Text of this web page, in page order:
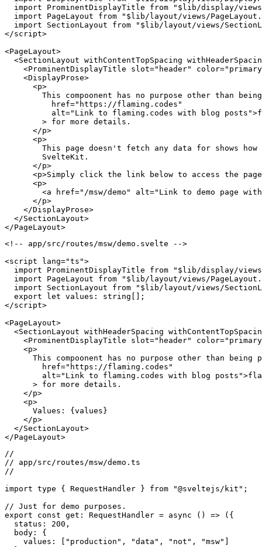
<!-- app/src/routes/msw/index.svelte -->
<script>
import DisplayProse from "$lib/display/views/
import ProminentDisplayTitle from "$lib/display/
import PageLayout from "$lib/layout/views/
import SectionLayout from "$lib/layout/views/
</script>
<PageLayout>
<SectionLayout withContentTopSpacing
<ProminentDisplayTitle slot="header"
    <DisplayProse>
      <p>
This compoonent has no purpose other than
          href="https://flaming.codes"
alt="Link to flaming.codes with blog
        > for more details.
      </p>
      <p>
This page doesn't fetch any data for shows
        SvelteKit.
      </p>
<p>Simply click the link below to access the
      <p>
<a href="/msw/demo" alt="Link to demo page
      </p>
    </DisplayProse>
<!-- app/src/routes/msw/demo.svelte -->
<script lang="ts">
import ProminentDisplayTitle from "$lib/display/
import PageLayout from "$lib/layout/views/
import SectionLayout from "$lib/layout/views/
  export let values: string[];
</script>
<PageLayout>
<SectionLayout withHeaderSpacing
<ProminentDisplayTitle slot="header"
    <p>
This compoonent has no purpose other than being
        href="https://flaming.codes"
alt="Link to flaming.codes with blog
      > for more details.
    </p>
    <p>
      Values: {values}
    </p>
  </SectionLayout>
//
// app/src/routes/msw/demo.ts
//
import type { RequestHandler } from "@sveltejs/kit";
// Just for demo purposes.